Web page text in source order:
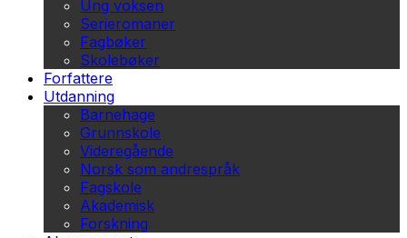
Ung voksen
Serieromaner
Fagbøker
Skolebøker
Forfattere
Utdanning
Barnehage
Grunnskole
Videregående
Norsk som andrespråk
Fagskole
Akademisk
Forskning